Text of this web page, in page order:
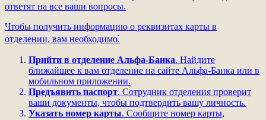
ответят на все ваши вопросы.
Чтобы получить информацию о реквизитах карты в
отделении, вам необходимо⁚
Прийти в отделение Альфа-Банка. Найдите
ближайшее к вам отделение на сайте Альфа-Банка или в
мобильном приложении.
Предъявить паспорт. Сотрудник отделения проверит
ваши документы, чтобы подтвердить вашу личность.
Указать номер карты. Сообщите номер карты,